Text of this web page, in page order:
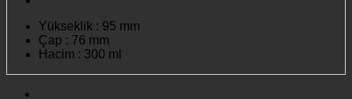
Yükseklik : 95 mm
Çap : 76 mm
Hacim : 300 ml